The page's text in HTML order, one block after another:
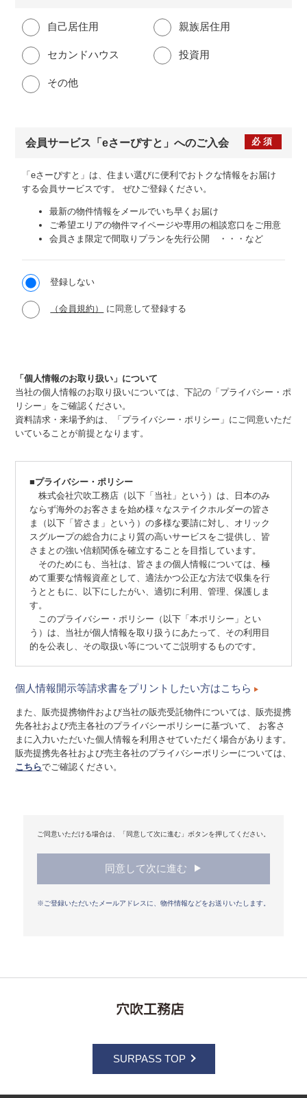
自己居住用 親族居住用
セカンドハウス 投資用
その他
会員サービス 「eさーぴすと」へのご入会 必須
「eさーぴすと」は、住まい選びに便利でおトクな情報をお届け
する会員サービスです。
ぜひご登録ください。
最新の物件情報をメールでいち早くお届け
ご希望エリアの物件マイページや専用の相談窓口をご用意
会員さま限定で間取りプランを先行公開 ・・・など
登録しない
（会員規約） に同意して登録する
「個人情報のお取り扱い」について
当社の個人情報のお取り扱いについては、下記の「プライバシー・ポ
リシー」をご確認ください。
資料請求・来場予約は、「プライバシー・ポリシー」にご同意いただ
いていることが前提となります。
■プライバシー・ポリシー
株式会社穴吹工務店（以下「当社」という）は、日本のみ
ならず海外のお客さまを始め様々なステイクホルダーの皆さ
ま（以下「皆さま」という）の多様な要請に対し、オリック
スグループの総合力により質の高いサービスをご提供し、皆
さまとの強い信頼関係を確立することを目指しています。
そのためにも、当社は、皆さまの個人情報については、極
めて重要な情報資産として、適法かつ公正な方法で収集を行
うとともに、以下にしたがい、適切に利用、管理、保護しま
す。
このプライバシー・ポリシー（以下「本ポリシー」とい
う）は、当社が個人情報を取り扱うにあたって、その利用目
的を公表し、その取扱い等についてご説明するものです。
１．法令の遵守
は、すべての役職員に個人情報の取扱いに関する法令および
その他規範を周知・遵守させることが必要であることを認識
し、その徹底をはかります。
２．コンプライアンス・プログラムの継続的改善
３．適用範囲
本ポリシーは、当社が事業を行う全ての国や地域におい
て、当社が取り扱う全ての個人情報に適用されます。
当社では、サービスの機能実現のための情報収集手段とし
まれません。当社は、ここで収集したデータを、当社Webサ
イトの利用者動向分析や、利用状況を基とした当社外のWeb
あります。こうしたクッキーを利用した情報収集に抵抗をお
感じでしたら、ご使用のブラウザでクッキーの受け入れを拒
個人情報開示等請求書をプリントしたい方はこちら
また、販売提携物件および当社の販売受託物件については、販売提携
先各社および売主各社のプライバシーポリシーに基づいて、 お客さ
まに入力いただいた個人情報を利用させていただく場合があります。
販売提携先各社および売主各社のプライバシーポリシーについては、
こちらでご確認ください。
ご同意いただける場合は、「同意して次に進む」ボタンを押してください。
同意して次に進む
※ご登録いただいたメールアドレスに、物件情報などをお送りいたします。
SURPASS TOP